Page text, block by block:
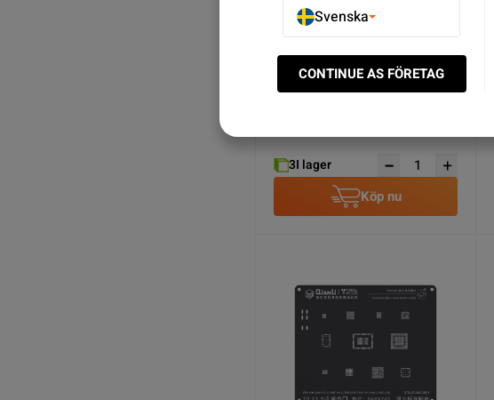
iBridge PCBA Testkabel iPhone 7
3I lager
Köp nu
Svenska
CONTINUE AS FÖRETAG